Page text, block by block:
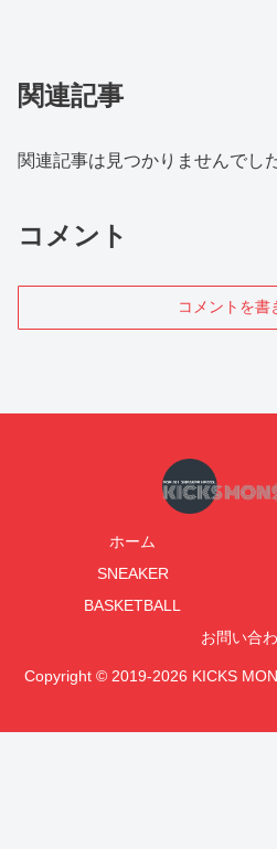
関連記事
関連記事は見つかりませんでした
コメント
コメントを書
ホーム
SNEAKER
BASKETBALL
お問い合
Copyright © 2019-2026 KICKS